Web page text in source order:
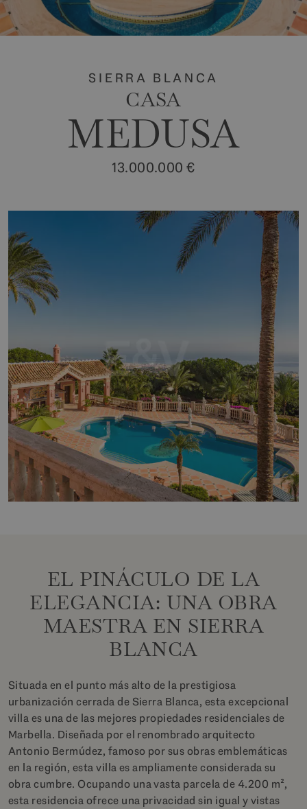
SIERRA BLANCA
CASA
MEDUSA
13.000.000 €
EL PINÁCULO DE LA
ELEGANCIA: UNA OBRA
MAESTRA EN SIERRA
BLANCA
Situada en el punto más alto de la prestigiosa
urbanización cerrada de Sierra Blanca, esta excepcional
villa es una de las mejores propiedades residenciales de
Marbella. Diseñada por el renombrado arquitecto
Antonio Bermúdez, famoso por sus obras emblemáticas
en la región, esta villa es ampliamente considerada su
obra cumbre. Ocupando una vasta parcela de 4.200 m²,
esta residencia ofrece una privacidad sin igual y vistas